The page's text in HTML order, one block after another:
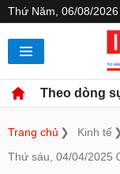
Thứ Năm, 06/08/2026
Theo dòng
Trang chủ Kinh tế
Thứ sáu, 04/04/2025